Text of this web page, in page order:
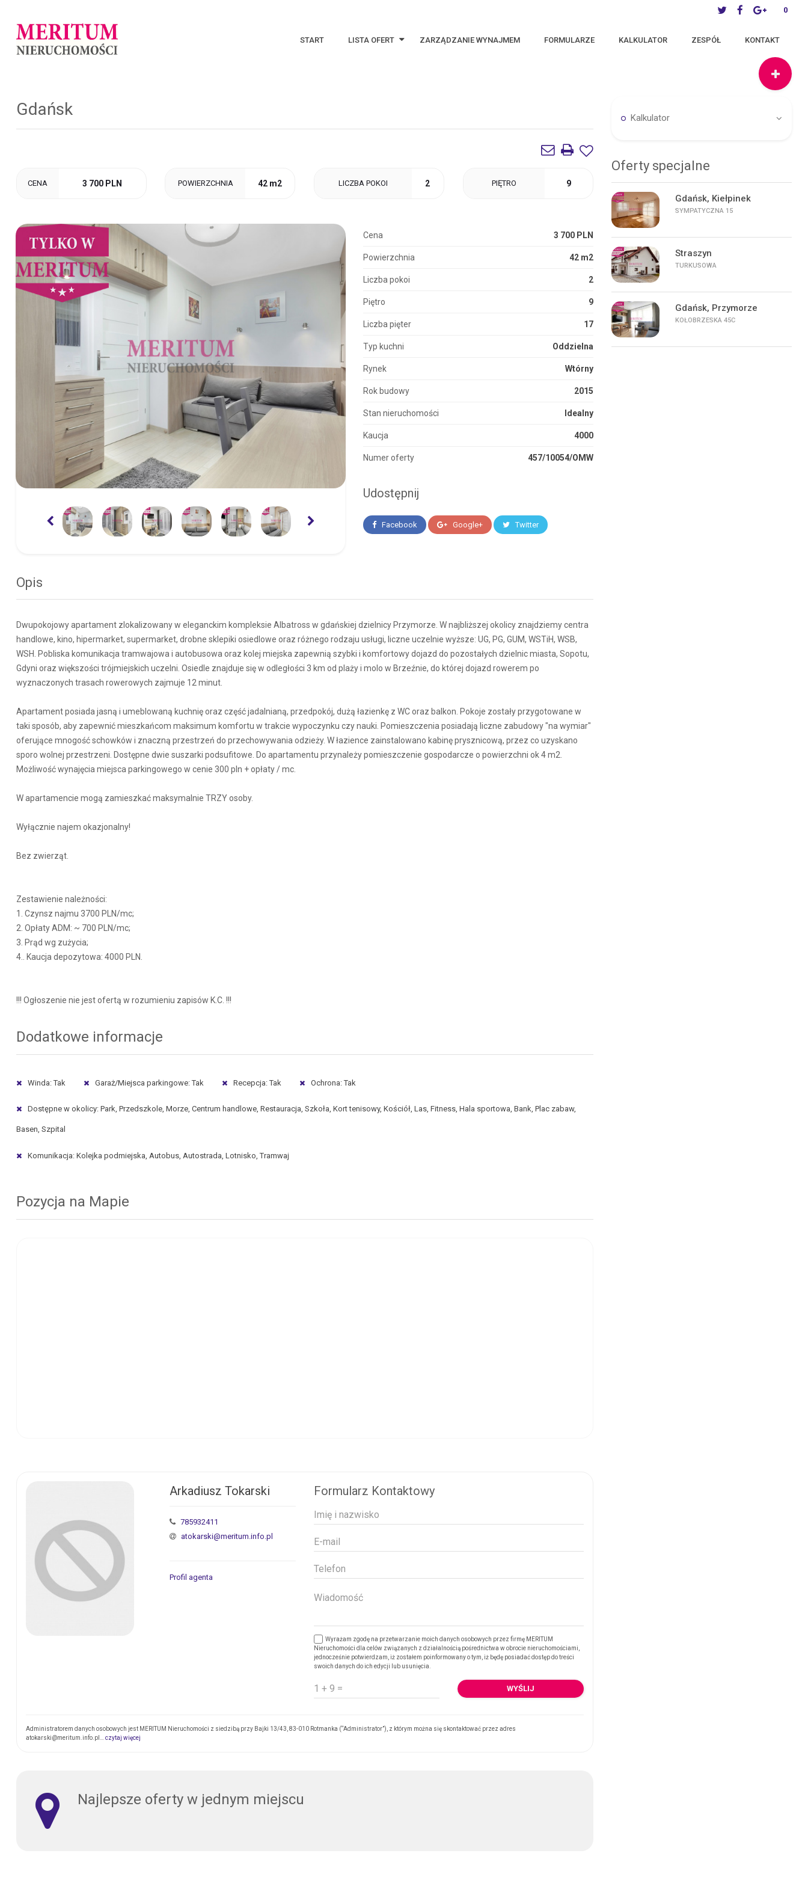
0
START LISTA OFERT ZARZĄDZANIE WYNAJMEM FORMULARZE KALKULATOR ZESPÓŁ KONTAKT
Gdańsk
CENA 3 700 PLN POWIERZCHNIA 42 m2 LICZBA POKOI 2 PIĘTRO 9
Cena 3 700 PLN
Powierzchnia 42 m2
Liczba pokoi 2
Piętro 9
Liczba pięter 17
Typ kuchni Oddzielna
Rynek Wtórny
Rok budowy 2015
Stan nieruchomości Idealny
Kaucja 4000
Numer oferty 457/10054/OMW
Udostępnij
Facebook Google+ Twitter
Opis
Dwupokojowy apartament zlokalizowany w eleganckim kompleksie Albatross w gdańskiej dzielnicy Przymorze. W najbliższej okolicy znajdziemy centra
handlowe, kino, hipermarket, supermarket, drobne sklepiki osiedlowe oraz różnego rodzaju usługi, liczne uczelnie wyższe: UG, PG, GUM, WSTiH, WSB,
WSH. Pobliska komunikacja tramwajowa i autobusowa oraz kolej miejska zapewnią szybki i komfortowy dojazd do pozostałych dzielnic miasta, Sopotu,
Gdyni oraz większości trójmiejskich uczelni. Osiedle znajduje się w odległości 3 km od plaży i molo w Brzeźnie, do której dojazd rowerem po
wyznaczonych trasach rowerowych zajmuje 12 minut.
Apartament posiada jasną i umeblowaną kuchnię oraz część jadalnianą, przedpokój, dużą łazienkę z WC oraz balkon. Pokoje zostały przygotowane w
taki sposób, aby zapewnić mieszkańcom maksimum komfortu w trakcie wypoczynku czy nauki. Pomieszczenia posiadają liczne zabudowy "na wymiar"
oferujące mnogość schowków i znaczną przestrzeń do przechowywania odzieży. W łazience zainstalowano kabinę prysznicową, przez co uzyskano
sporo wolnej przestrzeni. Dostępne dwie suszarki podsufitowe. Do apartamentu przynależy pomieszczenie gospodarcze o powierzchni ok 4 m2.
Możliwość wynajęcia miejsca parkingowego w cenie 300 pln + opłaty / mc.
W apartamencie mogą zamieszkać maksymalnie TRZY osoby.
Wyłącznie najem okazjonalny!
Bez zwierząt.
Zestawienie należności:
1. Czynsz najmu 3700 PLN/mc;
2. Opłaty ADM: ~ 700 PLN/mc;
3. Prąd wg zużycia;
4.. Kaucja depozytowa: 4000 PLN.
!!! Ogłoszenie nie jest ofertą w rozumieniu zapisów K.C. !!!
Dodatkowe informacje
Winda: Tak Garaż/Miejsca parkingowe: Tak Recepcja: Tak Ochrona: Tak
Dostępne w okolicy: Park, Przedszkole, Morze, Centrum handlowe, Restauracja, Szkoła, Kort tenisowy, Kościół, Las, Fitness, Hala sportowa, Bank, Plac zabaw,
Basen, Szpital
Komunikacja: Kolejka podmiejska, Autobus, Autostrada, Lotnisko, Tramwaj
Pozycja na Mapie
Arkadiusz Tokarski
785932411
atokarski@meritum.info.pl
Profil agenta
Formularz Kontaktowy
Wyrażam zgodę na przetwarzanie moich danych osobowych przez firmę MERITUM
Nieruchomości dla celów związanych z działalnością pośrednictwa w obrocie nieruchomościami,
jednocześnie potwierdzam, iż zostałem poinformowany o tym, iż będę posiadać dostęp do treści
swoich danych do ich edycji lub usunięcia.
Administratorem danych osobowych jest MERITUM Nieruchomości z siedzibą przy Bajki 13/43, 83-010 Rotmanka (“Administrator”), z którym można się skontaktować przez adres
atokarski@meritum.info.pl… czytaj więcej
Najlepsze oferty w jednym miejscu
Kalkulator
Oferty specjalne
Gdańsk, Kiełpinek
SYMPATYCZNA 15
Straszyn
TURKUSOWA
Gdańsk, Przymorze
KOŁOBRZESKA 45C